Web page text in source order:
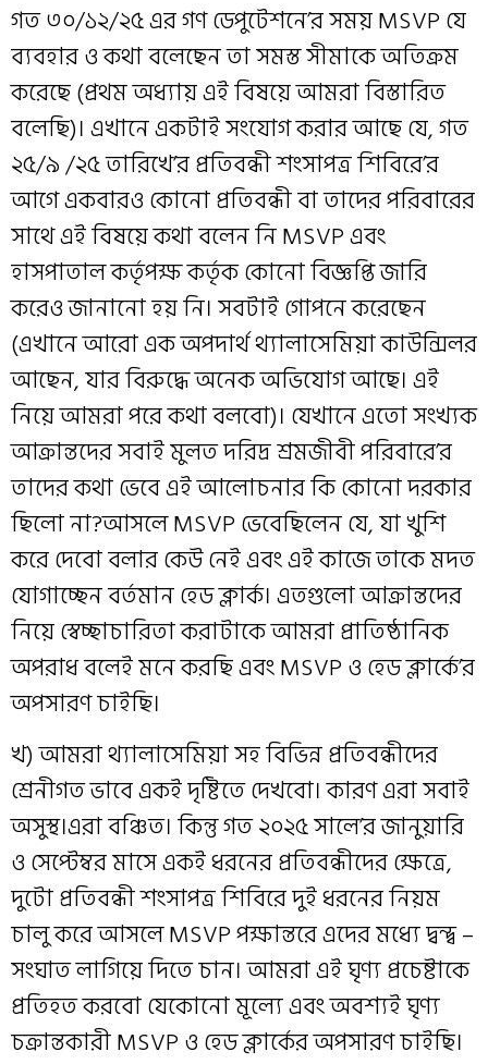
গত ৩০/১২/২৫ এর গণ ডেপুটেশনে’র সময় MSVP যে
ব্যবহার ও কথা বলেছেন তা সমস্ত সীমাকে অতিক্রম
করেছে (প্রথম অধ্যায় এই বিষয়ে আমরা বিস্তারিত
বলেছি)। এখানে একটাই সংযোগ করার আছে যে, গত
২৫/৯ /২৫ তারিখে’র প্রতিবন্ধী শংসাপত্র শিবিরে’র
আগে একবারও কোনো প্রতিবন্ধী বা তাদের পরিবারের
সাথে এই বিষয়ে কথা বলেন নি MSVP এবং
হাসপাতাল কর্তৃপক্ষ কর্তৃক কোনো বিজ্ঞপ্তি জারি
করেও জানানো হয় নি। সবটাই গোপনে করেছেন
(এখানে আরো এক অপদার্থ থ্যালাসেমিয়া কাউন্সিলর
আছেন, যার বিরুদ্ধে অনেক অভিযোগ আছে। এই
নিয়ে আমরা পরে কথা বলবো)। যেখানে এতো সংখ্যক
আক্রান্তদের সবাই মুলত দরিদ্র শ্রমজীবী পরিবারে’র
তাদের কথা ভেবে এই আলোচনার কি কোনো দরকার
ছিলো না?আসলে MSVP ভেবেছিলেন যে, যা খুশি
করে দেবো বলার কেউ নেই এবং এই কাজে তাকে মদত
যোগাচ্ছেন বর্তমান হেড ক্লার্ক। এতগুলো আক্রান্তদের
নিয়ে স্বেচ্ছাচারিতা করাটাকে আমরা প্রাতিষ্ঠানিক
অপরাধ বলেই মনে করছি এবং MSVP ও হেড ক্লার্কে’র
অপসারণ চাইছি।
খ) আমরা থ্যালাসেমিয়া সহ বিভিন্ন প্রতিবন্ধীদের
শ্রেনীগত ভাবে একই দৃষ্টিতে দেখবো। কারণ এরা সবাই
অসুস্থ।এরা বঞ্চিত। কিন্তু গত ২০২৫ সালে’র জানুয়ারি
ও সেপ্টেম্বর মাসে একই ধরনের প্রতিবন্ধীদের ক্ষেত্রে,
দুটো প্রতিবন্ধী শংসাপত্র শিবিরে দুই ধরনের নিয়ম
চালু করে আসলে MSVP পক্ষান্তরে এদের মধ্যে দ্বন্দ্ব –
সংঘাত লাগিয়ে দিতে চান। আমরা এই ঘৃণ্য প্রচেষ্টাকে
প্রতিহত করবো যেকোনো মূল্যে এবং অবশ্যই ঘৃণ্য
চক্রান্তকারী MSVP ও হেড ক্লার্কের অপসারণ চাইছি।